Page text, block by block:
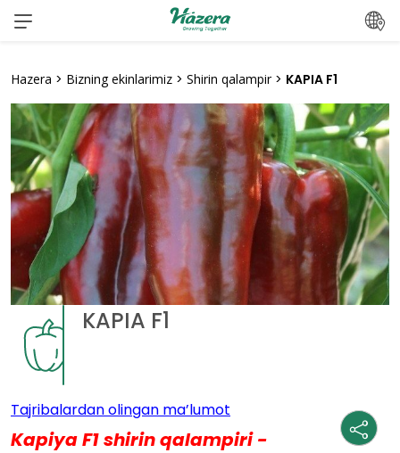
Mundarijaga
o‘ting
Hazera > Bizning ekinlarimiz > Shirin qalampir> KAPIA F1
KAPIA F1
Tajribalardan olingan ma’lumot
Kapiya F1 shirin qalampiri -